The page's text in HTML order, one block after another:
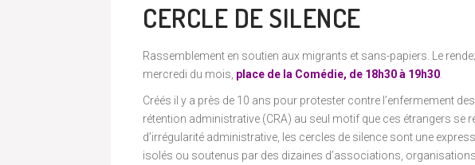
CERCLE DE SILENCE
Rassemblement en soutien aux migrants et sans-papiers. Le
mercredi du mois, place de la Comédie, de 18h30 à 19h30.
Créés il y a près de 10 ans pour protester contre l’enfermement
rétention administrative (CRA) au seul motif que ces étrangers se
d’irrégularité administrative, les cercles de silence sont une
isolés ou soutenus par des dizaines d’associations,